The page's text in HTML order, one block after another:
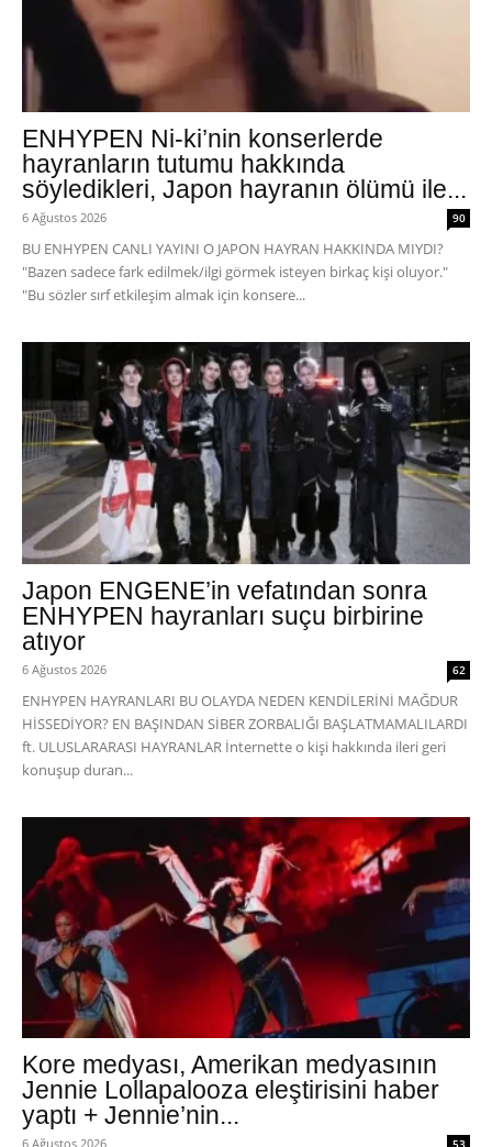
ENHYPEN Ni-ki’nin konserlerde
hayranların tutumu hakkında
söyledikleri, Japon hayranın ölümü ile...
6 Ağustos 2026 90
BU ENHYPEN CANLI YAYINI O JAPON HAYRAN HAKKINDA MIYDI?
"Bazen sadece fark edilmek/ilgi görmek isteyen birkaç kişi oluyor."
"Bu sözler sırf etkileşim almak için konsere...
Japon ENGENE’in vefatından sonra
ENHYPEN hayranları suçu birbirine
atıyor
6 Ağustos 2026 62
ENHYPEN HAYRANLARI BU OLAYDA NEDEN KENDİLERİNİ MAĞDUR
HİSSEDİYOR? EN BAŞINDAN SİBER ZORBALIĞI BAŞLATMAMALILARDI
ft. ULUSLARARASI HAYRANLAR İnternette o kişi hakkında ileri geri
konuşup duran...
Kore medyası, Amerikan medyasının
Jennie Lollapalooza eleştirisini haber
yaptı + Jennie’nin...
6 Ağustos 2026 53